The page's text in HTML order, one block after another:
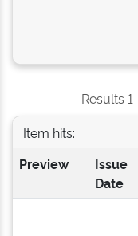
Results
Item hits:
Preview
Issue
Date